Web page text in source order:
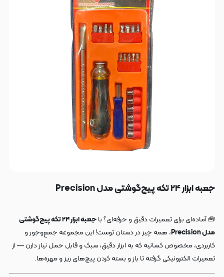
جعبه ابزار ۲۴ تکه پیچ‌گوشتی مدل Precision
🧰 آماده‌ای برای تعمیرات دقیق و حرفه‌ای؟ با
جعبه ابزار ۲۴ تکه پیچ‌گوشتی
مدل Precision
، همه چیز در دستان توست! این مجموعه جمع‌وجور و
کاربردی، مخصوص کسانیه که به ابزار دقیق، سبک و قابل حمل نیاز دارن — از
تعمیرات الکترونیکی گرفته تا باز و بسته کردن پیچ‌های ریز و مهره‌ها.